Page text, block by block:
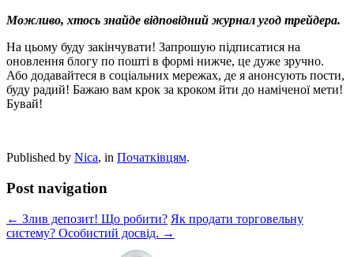
Можливо, хтось знайде відповідний журнал угод трейдера.
На цьому буду закінчувати! Запрошую підписатися на
оновлення блогу по пошті в формі нижче, це дуже зручно.
Або додавайтеся в соціальних мережах, де я анонсують пости,
буду радий! Бажаю вам крок за кроком йти до наміченої мети!
Бувай!
Published by Nica, in Початківцям.
Post navigation
← Злив депозит! Що робити? Як продати торговельну
систему? Особистий досвід. →